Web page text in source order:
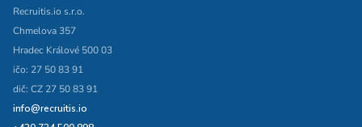
Recruitis.io s.r.o.
Chmelova 357
Hradec Králové 500 03
ičo: 27 50 83 91
dič: CZ 27 50 83 91
info@recruitis.io